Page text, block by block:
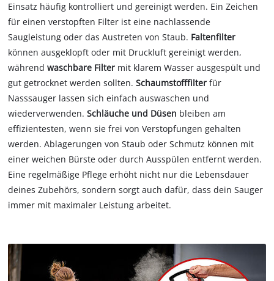
Einsatz häufig kontrolliert und gereinigt werden. Ein Zeichen
für einen verstopften Filter ist eine nachlassende
Saugleistung oder das Austreten von Staub. Faltenfilter
können ausgeklopft oder mit Druckluft gereinigt werden,
währendwaschbare Filter mit klarem Wasser ausgespült und
gut getrocknet werden sollten.Schaumstofffilter für
Nasssauger lassen sich einfach auswaschen und
wiederverwenden.Schläuche und Düsen bleiben am
effizientesten, wenn sie frei von Verstopfungen gehalten
werden. Ablagerungen von Staub oder Schmutz können mit
einer weichen Bürste oder durch Ausspülen entfernt werden.
Eine regelmäßige Pflege erhöht nicht nur die Lebensdauer
deines Zubehörs, sondern sorgt auch dafür, dass dein Sauger
immer mit maximaler Leistung arbeitet.